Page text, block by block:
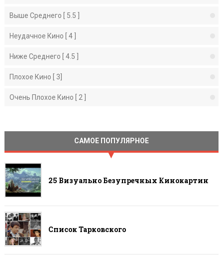
Выше Среднего [ 5.5 ]
Неудачное Кино [ 4 ]
Ниже Среднего [ 4.5 ]
Плохое Кино [ 3]
Очень Плохое Кино [ 2 ]
САМОЕ ПОПУЛЯРНОЕ
25 Визуально Безупречных Кинокартин
Список Тарковского